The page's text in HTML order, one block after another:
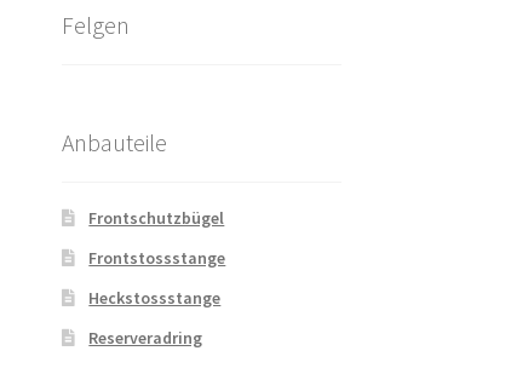
Felgen
Anbauteile
Frontschutzbügel
Frontstossstange
Heckstossstange
Reserveradring